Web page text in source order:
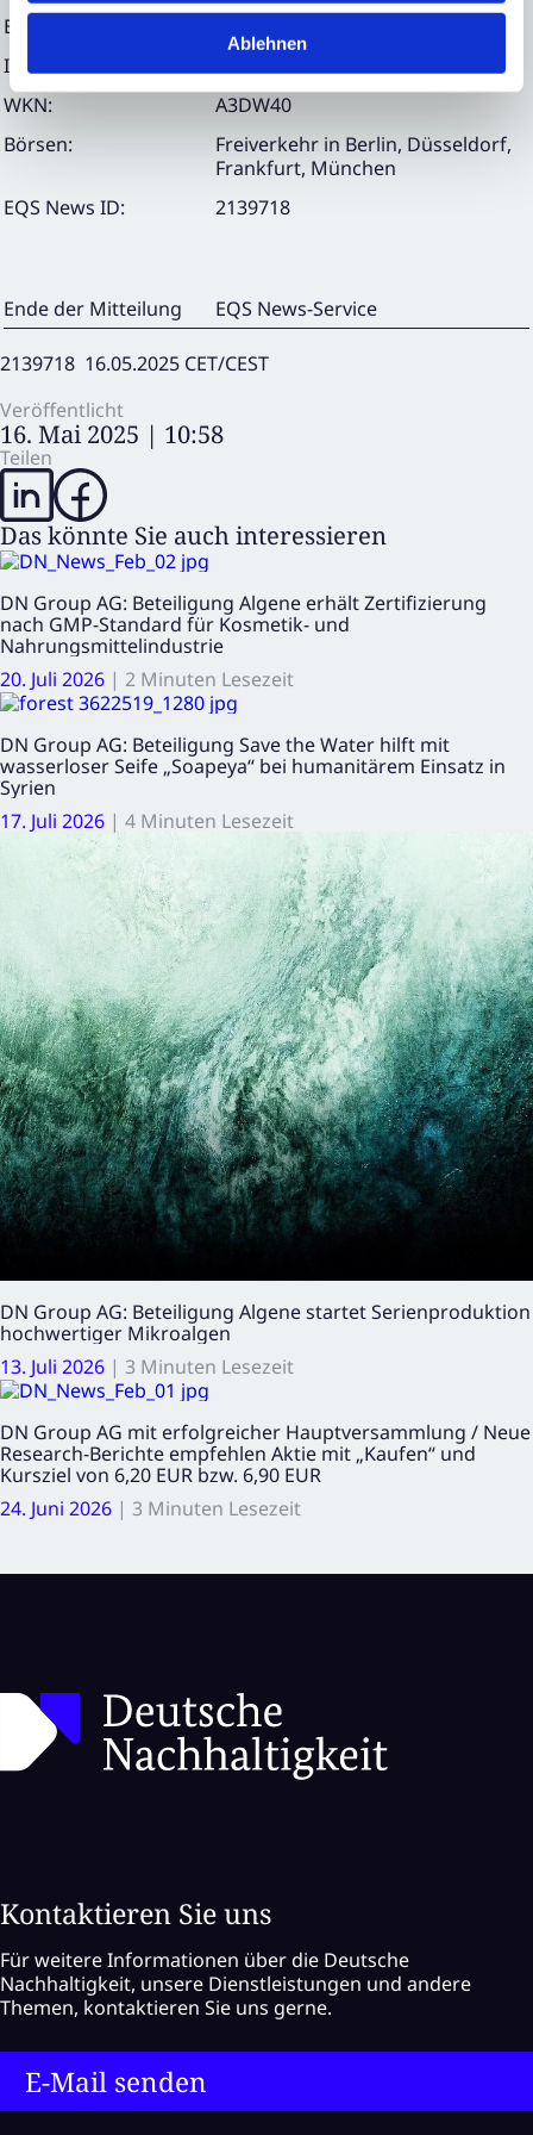
Ablehnen
E-Mail:
ISIN:
WKN:
A3DW40
Börsen:
Freiverkehr in Berlin, Düsseldorf,
Frankfurt, München
EQS News ID:
2139718
Ende der Mitteilung EQS News-Service
2139718 16.05.2025 CET/CEST
Veröffentlicht
16. Mai 2025 | 10:58
Teilen
Das könnte Sie auch interessieren
DN Group AG: Beteiligung Algene erhält Zertifizierung
nach GMP-Standard für Kosmetik- und
Nahrungsmittelindustrie
20. Juli 2026 | 2 Minuten Lesezeit
DN Group AG: Beteiligung Save the Water hilft mit
wasserloser Seife „Soapeya“ bei humanitärem Einsatz in
Syrien
17. Juli 2026 | 4 Minuten Lesezeit
DN Group AG: Beteiligung Algene startet Serienproduktion
hochwertiger Mikroalgen
13. Juli 2026 | 3 Minuten Lesezeit
DN Group AG mit erfolgreicher Hauptversammlung / Neue
Research-Berichte empfehlen Aktie mit „Kaufen“ und
Kursziel von 6,20 EUR bzw. 6,90 EUR
24. Juni 2026 | 3 Minuten Lesezeit
Kontaktieren Sie uns
Für weitere Informationen über die Deutsche
Nachhaltigkeit, unsere Dienstleistungen und andere
Themen, kontaktieren Sie uns gerne.
E-Mail senden